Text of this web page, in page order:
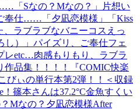
「Sなの？Mなの？」片想い
奉仕……「夕凪恋模様」「Kiss
、ラブラブなバニーコスえっ
）」パイズリ、ご奉仕フェ
レetc…肉感もりもり、ラブラ
作品集！！！！『COMIC快楽
びぃの単行本第2弾！！＜収録
！篠本さんは37.2°C金魚すくい
Mなの？夕凪恋模様After